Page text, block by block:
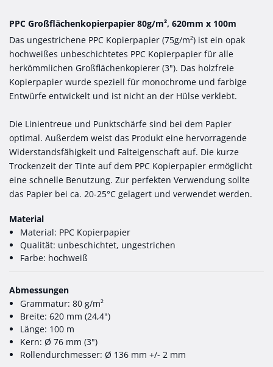
PPC Großflächenkopierpapier 80g/m², 620mm x 100m
Das ungestrichene PPC Kopierpapier (75g/m²) ist ein opak
hochweißes unbeschichtetes PPC Kopierpapier für alle
herkömmlichen Großflächenkopierer (3"). Das holzfreie
Kopierpapier wurde speziell für monochrome und farbige
Entwürfe entwickelt und ist nicht an der Hülse verklebt.
Die Linientreue und Punktschärfe sind bei dem Papier
optimal. Außerdem weist das Produkt eine hervorragende
Widerstandsfähigkeit und Falteigenschaft auf. Die kurze
Trockenzeit der Tinte auf dem PPC Kopierpapier ermöglicht
eine schnelle Benutzung. Zur perfekten Verwendung sollte
das Papier bei ca. 20-25°C gelagert und verwendet werden.
Material
Material: PPC Kopierpapier
Qualität: unbeschichtet, ungestrichen
Farbe: hochweiß
Abmessungen
Grammatur: 80 g/m²
Breite: 620 mm (24,4")
Länge: 100 m
Kern: Ø 76 mm (3")
Rollendurchmesser: Ø 136 mm +/- 2 mm